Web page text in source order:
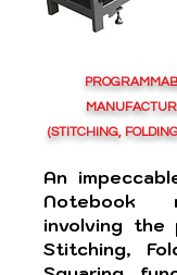
(STITCHING,
An
Notebook
involving the
Stitching,